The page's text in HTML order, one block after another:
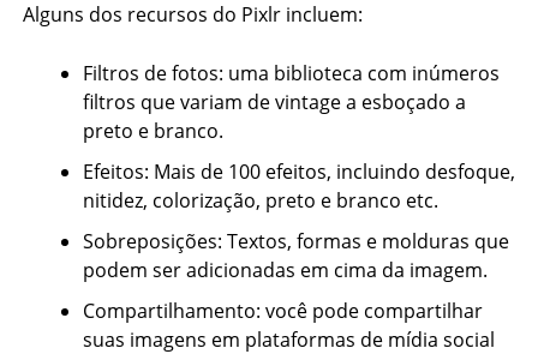
Alguns dos recursos do Pixlr incluem:
Filtros de fotos: uma biblioteca com inúmeros
filtros que variam de vintage a esboçado a
preto e branco.
Efeitos: Mais de 100 efeitos, incluindo desfoque,
nitidez, colorização, preto e branco etc.
Sobreposições: Textos, formas e molduras que
podem ser adicionadas em cima da imagem.
Compartilhamento: você pode compartilhar
suas imagens em plataformas de mídia social